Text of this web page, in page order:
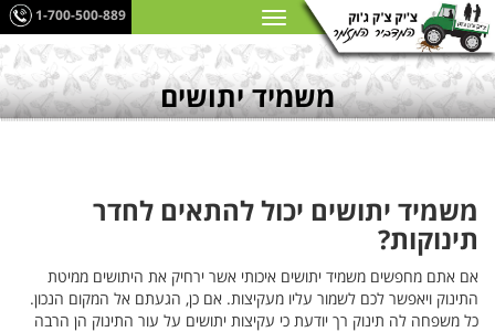
1-700-500-889
משמיד יתושים
משמיד יתושים יכול להתאים לחדר
תינוקות?
אם אתם מחפשים משמיד יתושים איכותי אשר ירחיק את היתושים ממיטת
התינוק ויאפשר לכם לשמור עליו מעקיצות. אם כן, הגעתם אל המקום הנכון.
כל משפחה לה תינוק רך יודעת כי עקיצות יתושים על עור התינוק הן הרבה